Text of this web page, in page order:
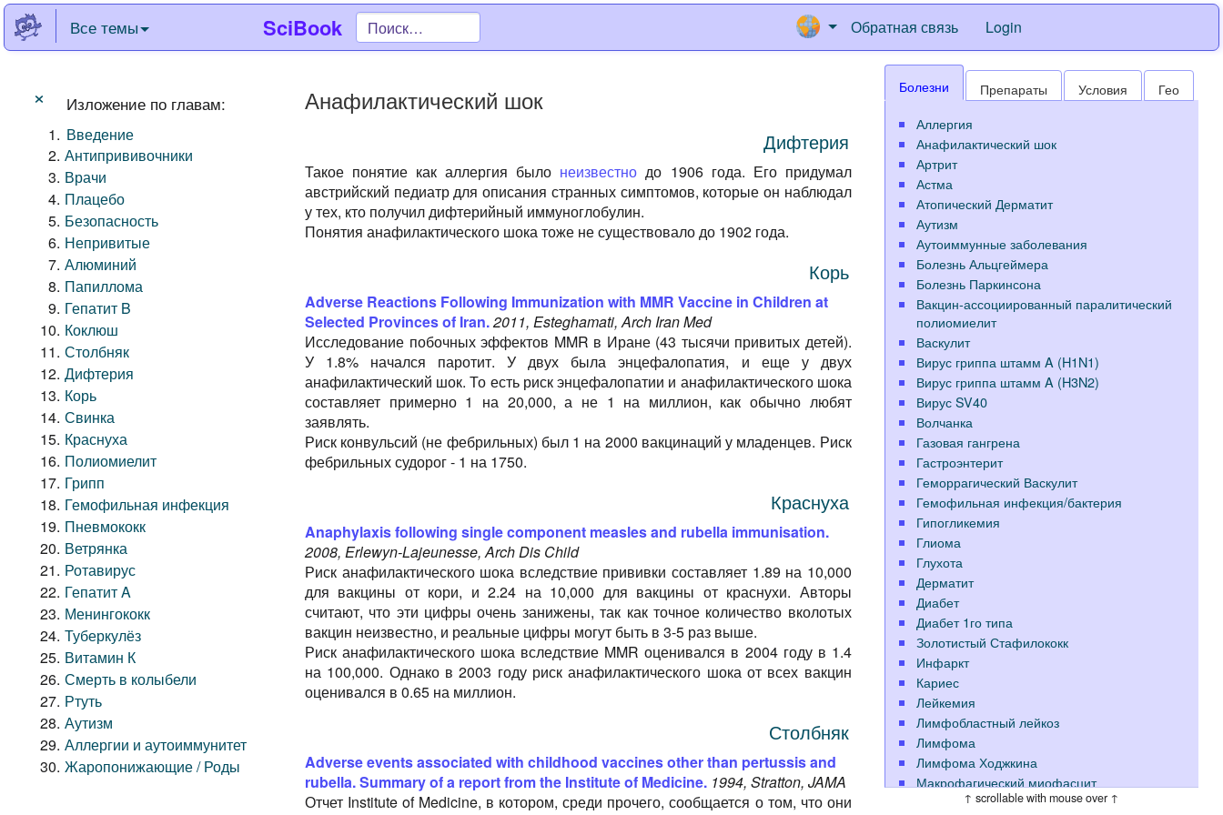
Все темы SciBook Обратная связь Login
× Изложение по главам:
Введение
Антипрививочники
Врачи
Плацебо
Безопасность
Непривитые
Алюминий
Папиллома
Гепатит B
Коклюш
Столбняк
Дифтерия
Корь
Свинка
Краснуха
Полиомиелит
Грипп
Гемофильная инфекция
Пневмококк
Ветрянка
Ротавирус
Гепатит A
Менингококк
Туберкулёз
Витамин К
Смерть в колыбели
Ртуть
Аутизм
Аллергии и аутоиммунитет
Жаропонижающие / Роды
Анафилактический шок
Дифтерия
Такое понятие как аллергия было неизвестно до 1906 года. Его придумал
австрийский педиатр для описания странных симптомов, которые он наблюдал
у тех, кто получил дифтерийный иммуноглобулин.
Понятия анафилактического шока тоже не существовало до 1902 года.
Корь
Adverse Reactions Following Immunization with MMR Vaccine in Children at
Selected Provinces of Iran.2011, Esteghamati, Arch Iran Med
Исследование побочных эффектов MMR в Иране (43 тысячи привитых детей).
У 1.8% начался паротит. У двух была энцефалопатия, и еще у двух
анафилактический шок. То есть риск энцефалопатии и анафилактического шока
составляет примерно 1 на 20,000, а не 1 на миллион, как обычно любят
заявлять.
Риск конвульсий (не фебрильных) был 1 на 2000 вакцинаций у младенцев. Риск
фебрильных судорог - 1 на 1750.
Краснуха
Anaphylaxis following single component measles and rubella immunisation.
2008, Erlewyn-Lajeunesse, Arch Dis Child
Риск анафилактического шока вследствие прививки составляет 1.89 на 10,000
для вакцины от кори, и 2.24 на 10,000 для вакцины от краснухи. Авторы
считают, что эти цифры очень занижены, так как точное количество вколотых
вакцин неизвестно, и реальные цифры могут быть в 3-5 раз выше.
Риск анафилактического шока вследствие MMR оценивался в 2004 году в 1.4
на 100,000. Однако в 2003 году риск анафилактического шока от всех вакцин
оценивался в 0.65 на миллион.
Столбняк
Adverse events associated with childhood vaccines other than pertussis and
rubella. Summary of a report from the Institute of Medicine. 1994, Stratton, JAMA
Отчет Institute of Medicine, в котором, среди прочего, сообщается о том, что они
Болезни Препараты Условия
Гео
Аллергия
Анафилактический шок
Артрит
Астма
Атопический Дерматит
Аутизм
Аутоиммунные заболевания
Болезнь Альцгеймера
Болезнь Паркинсона
Вакцин-ассоциированный паралитический
полиомиелит
Васкулит
Вирус гриппа штамм A (H1N1)
Вирус гриппа штамм A (H3N2)
Вирус SV40
Волчанка
Газовая гангрена
Гастроэнтерит
Геморрагический Васкулит
Гемофильная инфекция/бактерия
Гипогликемия
Глиома
Глухота
Дерматит
Диабет
Диабет 1го типа
Золотистый Стафилококк
Инфаркт
Кариес
Лейкемия
Лимфобластный лейкоз
Лимфома
Лимфома Ходжкина
Макрофагический миофасцит
Меланома↑ scrollable with mouse over ↑